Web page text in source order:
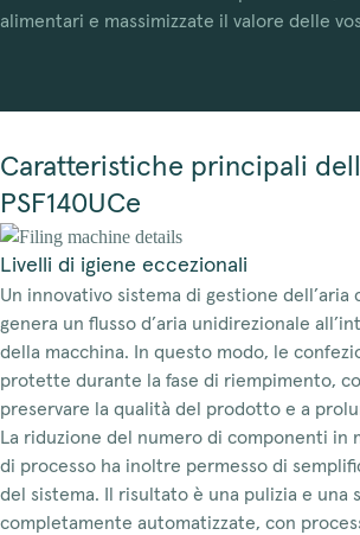
alimentari e massimizzate il valore delle
Caratteristiche principali
PSF140UCe
Livelli di igiene eccezionali
Un innovativo sistema di gestione dell’aria
genera un flusso d’aria unidirezionale
della macchina. In questo modo, le
protette durante la fase di riempimento,
preservare la qualità del prodotto e a
La riduzione del numero di componenti in
di processo ha inoltre permesso di
del sistema. Il risultato è una pulizia e una
completamente automatizzate, con